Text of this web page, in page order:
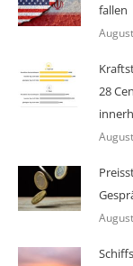
fallen
28